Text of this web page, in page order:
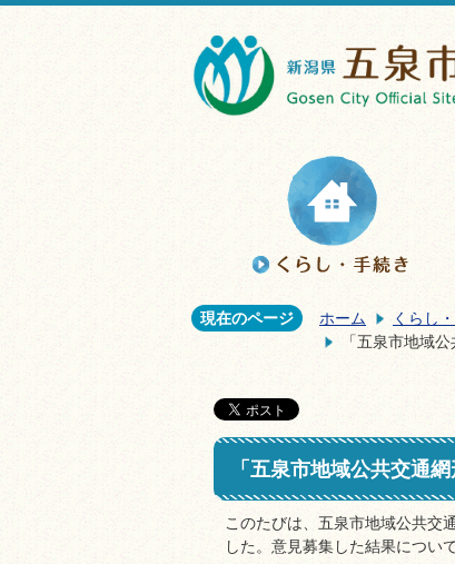
現在のページ ホーム くらし
「五泉市地域
「五泉市地域公共交通
このたびは、五泉市地域公共交
した。意見募集した結果につい